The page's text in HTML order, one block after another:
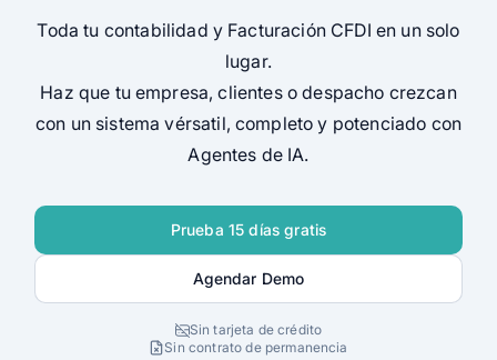
PARA CONTADORES
Alegra para Contadores
Toda tu contabilidad y Facturación CFDI en un solo
lugar.
Haz que tu empresa, clientes o despacho crezcan
con un sistema vérsatil, completo y potenciado con
Agentes de IA.
Prueba 15 días gratis
Agendar Demo
Sin tarjeta de crédito
Sin contrato de permanencia